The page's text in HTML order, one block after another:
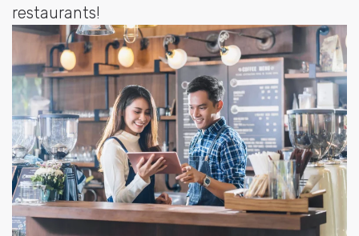
restaurants!